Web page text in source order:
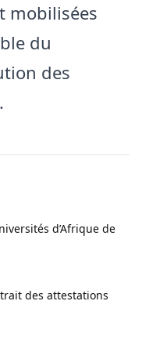
mobilisées
du
des
d’Afrique de
des attestations